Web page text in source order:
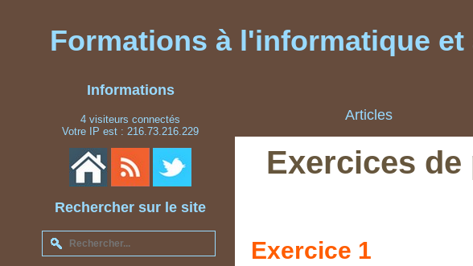
Formations à l'informatique
Informations
4 visiteurs connectés
Votre IP est : 216.73.216.229
Rechercher sur le site
Articles
Exercices
Exercice 1